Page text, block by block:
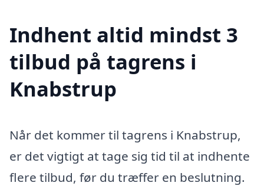
Indhent altid mindst 3
tilbud på tagrens i
Knabstrup
Når det kommer til tagrens i Knabstrup,
er det vigtigt at tage sig tid til at indhente
flere tilbud, før du træffer en beslutning.